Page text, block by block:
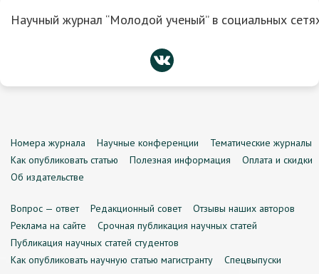
Научный журнал “Молодой ученый” в социальных
Номера журнала Научные конференции
Тематические журналы
Как опубликовать статью
Полезная информация
Оплата и скидки
Об издательстве
Вопрос — ответ Редакционный совет
Отзывы наших авторов
Реклама на сайте
Срочная публикация научных статей
Публикация научных статей студентов
Как опубликовать научную статью магистранту
Спецвыпуски